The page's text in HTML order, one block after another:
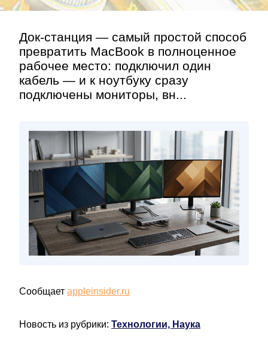
Док-станция — самый простой способ
превратить MacBook в полноценное
рабочее место: подключил один
кабель — и к ноутбуку сразу
подключены мониторы, вн...
Сообщает appleinsider.ru
Новость из рубрики: Технологии, Наука